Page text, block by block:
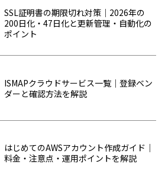
SSL証明書の期限切れ対策｜2026年の
200日化・47日化と更新管理・自動化の
ポイント
ISMAPクラウドサービス一覧｜登録ベン
ダーと確認方法を解説
はじめてのAWSアカウント作成ガイド｜
料金・注意点・運用ポイントを解説